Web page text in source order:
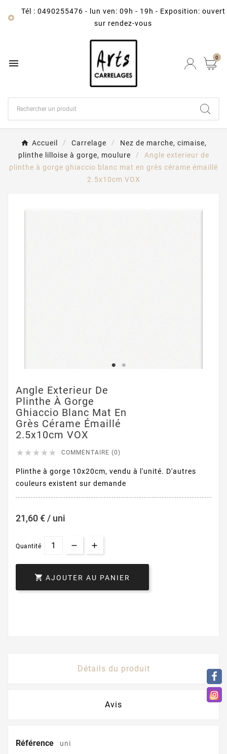

Tél : 0490255476 -
lun ven: 09h - 19h - Exposition: ouvert
sur rendez-vous
 0
Accueil Carrelage
Nez de marche, cimaise,
plinthe lilloise à gorge, moulure
Angle exterieur de
plinthe à gorge ghiaccio blanc mat en grès cérame émaillé
2.5x10cm VOX
Angle Exterieur De
Plinthe À Gorge
Ghiaccio Blanc Mat En
Grès Cérame Émaillé
2.5x10cm VOX
     COMMENTAIRE (0)
Plinthe à gorge 10x20cm, vendu à l'unité. D'autres
couleurs existent sur demande
21,60 € / uni
Quantité
 AJOUTER AU PANIER
Détails du produit
Avis
Référence uni